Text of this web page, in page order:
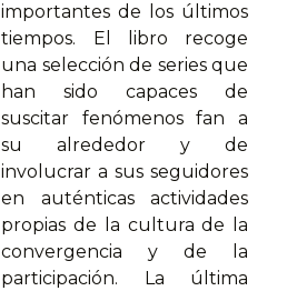
importantes de los últimos
tiempos. El libro recoge
una selección de series que
han sido capaces de
suscitar fenómenos fan a
su alrededor y de
involucrar a sus seguidores
en auténticas actividades
propias de la cultura de la
convergencia y de la
participación. La última